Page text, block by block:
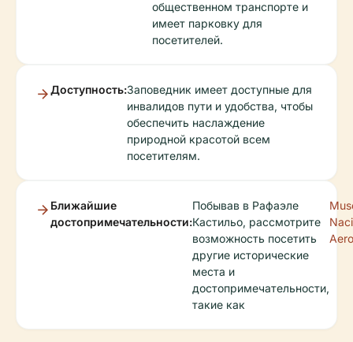
общественном транспорте и
имеет парковку для
посетителей.
Доступность:Заповедник имеет доступные для
инвалидов пути и удобства, чтобы
обеспечить наслаждение
природной красотой всем
посетителям.
Ближайшие
достопримечательности:
Побывав в Рафаэле
Кастильо, рассмотрите
возможность посетить
другие исторические
места и
достопримечательности,
такие как